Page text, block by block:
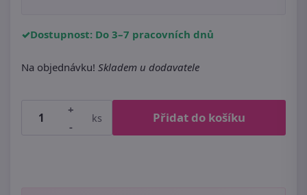
Dostupnost: Do 3–7 pracovních dnů
Na objednávku! Skladem u dodavatele
+
-
ks Přidat do košíku